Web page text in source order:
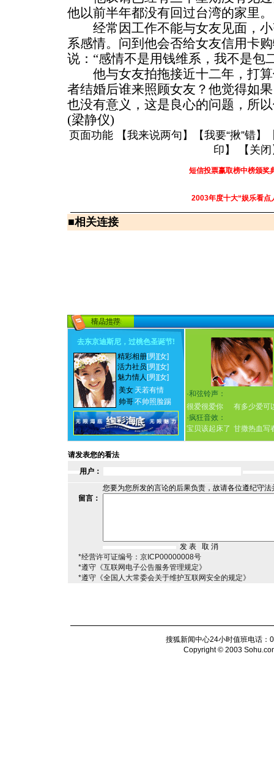
他以前半年都没有回过台湾的家里。
经常因工作不能与女友见面，小
系感情。问到他会否给女友信用卡
说：“感情不是用钱维系，我不是包
他与女友拍拖接近十二年，打算
者结婚后谁来照顾女友？他觉得如
也没有意义，这是良心的问题，所
(梁静仪)
页面功能 【我来说两句 】【我要“揪”错】
印 】 【 关闭
短信投票赢取榜中榜颁奖
2003年度十大“娱乐看点
■相关连接
去东京迪斯尼，过桃色圣诞节!
精彩相册[男] [女]
活力社员 [男] [女]
魅力情人 [男] [女]
美女 天若有情
帅哥不帅照脸踢
·和弦铃声：
很爱很爱你
有多少爱可
·疯狂音效：
宝贝该起床了 甘撒热血写
请发表您的看法
用户：
您要为您所发的言论的后果负责，故请各位遵纪守
留言：
*经营许可证编号：京ICP00000008号
*遵守《互联网电子公告服务管理规定》
*遵守《全国人大常委会关于维护互联网安全的规定》
搜狐新闻中心24小时值班电话
Copyright © 2003